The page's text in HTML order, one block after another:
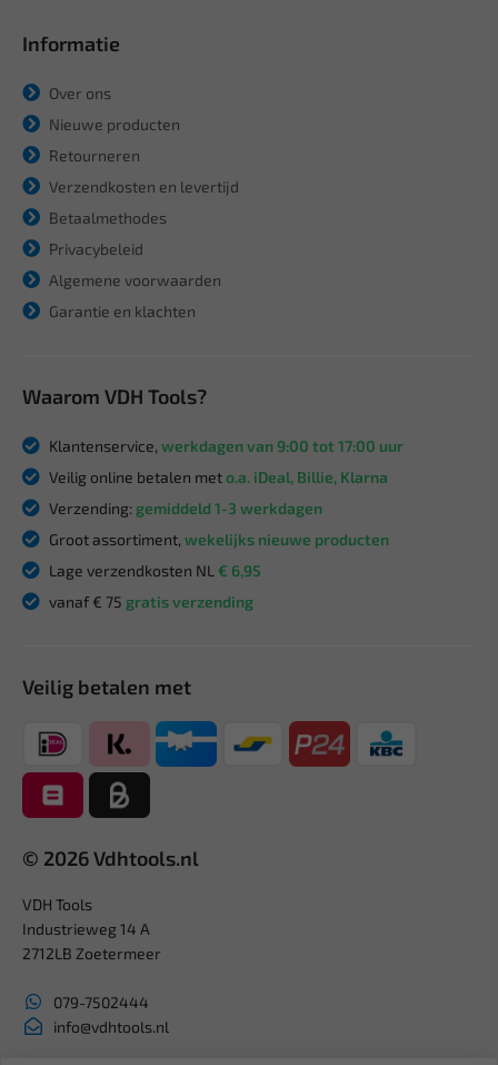
Informatie
Over ons
Nieuwe producten
Retourneren
Verzendkosten en levertijd
Betaalmethodes
Privacybeleid
Algemene voorwaarden
Garantie en klachten
Waarom VDH Tools?
Klantenservice, werkdagen van 9:00 tot 17:00 uur
Veilig online betalen meto.a. iDeal, Billie, Klarna
Verzending: gemiddeld 1-3 werkdagen
Groot assortiment, wekelijks nieuwe producten
Lage verzendkosten NL € 6,95
vanaf € 75 gratis verzending
Veilig betalen met
© 2026 Vdhtools.nl
VDH Tools
Industrieweg 14 A
2712LB Zoetermeer
079-7502444
info@vdhtools.nl